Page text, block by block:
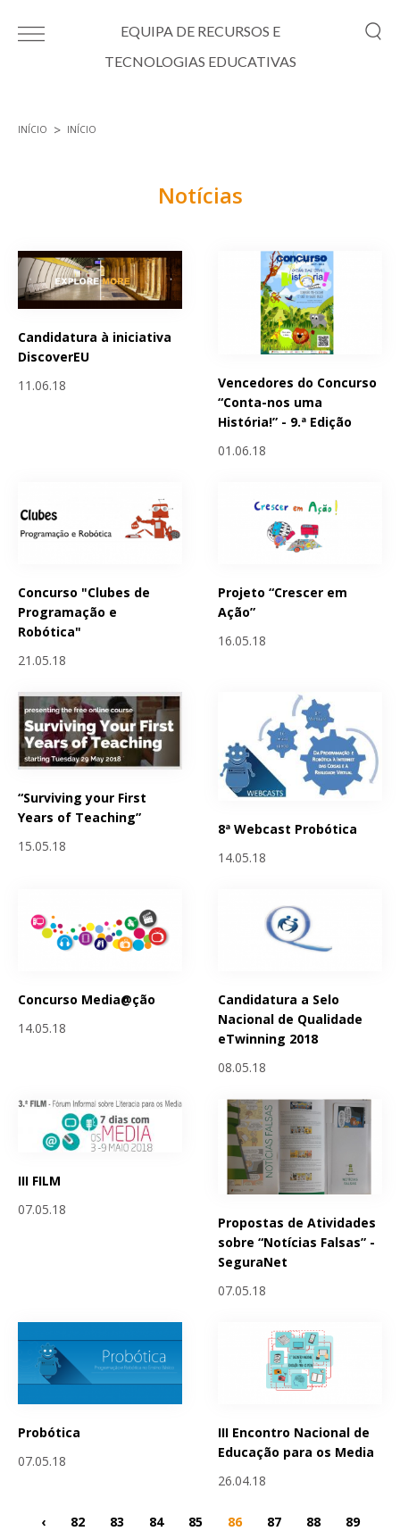
EQUIPA DE RECURSOS E
TECNOLOGIAS EDUCATIVAS
INÍCIO INÍCIO
Notícias
Candidatura à iniciativa
DiscoverEU
11.06.18
Vencedores do Concurso
“Conta-nos uma
História!” - 9.ª Edição
01.06.18
Concurso "Clubes de
Programação e
Robótica"
21.05.18
Projeto “Crescer em
Ação”
16.05.18
“Surviving your First
Years of Teaching”
15.05.18
8ª Webcast Probótica
14.05.18
Concurso Media@ção
14.05.18
Candidatura a Selo
Nacional de Qualidade
eTwinning 2018
08.05.18
III FILM
07.05.18
Propostas de Atividades
sobre “Notícias Falsas” -
SeguraNet
07.05.18
Probótica
07.05.18
III Encontro Nacional de
Educação para os Media
26.04.18
Páginas
‹ 82 83 84 85 86 87 88
89